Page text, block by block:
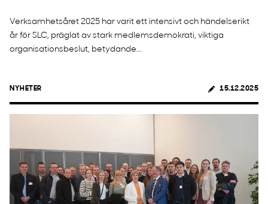
Verksamhetsåret 2025 har varit ett intensivt och händelserikt
år för SLC, präglat av stark medlemsdemokrati, viktiga
organisationsbeslut, betydande...
NYHETER 15.12.2025